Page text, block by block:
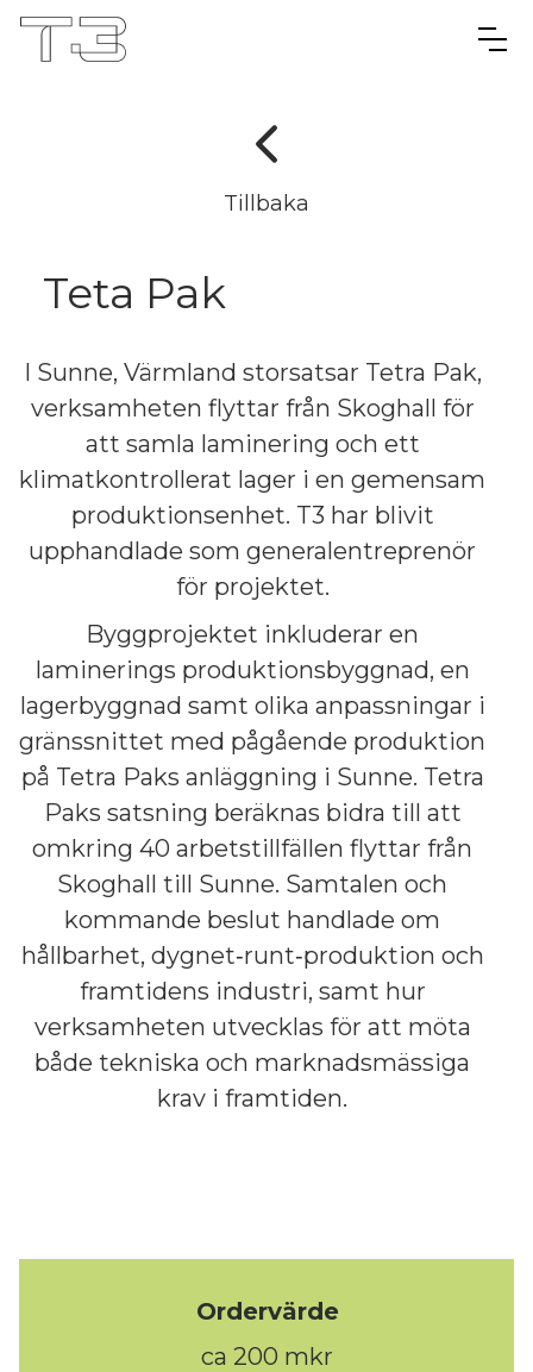
Tillbaka
Teta Pak
I Sunne, Värmland storsatsar Tetra Pak,
verksamheten flyttar från Skoghall för
att samla laminering och ett
klimatkontrollerat lager i en gemensam
produktionsenhet. T3 har blivit
upphandlade som generalentreprenör
för projektet.
Byggprojektet inkluderar en
laminerings produktionsbyggnad, en
lagerbyggnad samt olika anpassningar i
gränssnittet med pågående produktion
på Tetra Paks anläggning i Sunne. Tetra
Paks satsning beräknas bidra till att
omkring 40 arbetstillfällen flyttar från
Skoghall till Sunne. Samtalen och
kommande beslut handlade om
hållbarhet, dygnet‑runt‑produktion och
framtidens industri, samt hur
verksamheten utvecklas för att möta
både tekniska och marknadsmässiga
krav i framtiden.
Ordervärde
ca 200 mkr